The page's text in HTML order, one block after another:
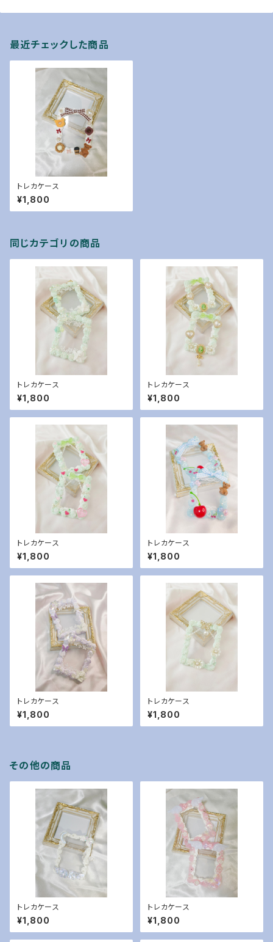
最近チェックした商品
トレカケース
¥1,800
同じカテゴリの商品
トレカケース
¥1,800
トレカケース
¥1,800
トレカケース
¥1,800
トレカケース
¥1,800
トレカケース
¥1,800
トレカケース
¥1,800
その他の商品
トレカケース
¥1,800
トレカケース
¥1,800